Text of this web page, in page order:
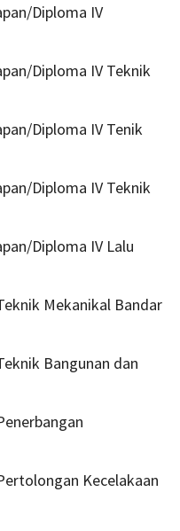
Diploma IV
Diploma IV Teknik
Diploma IV Tenik
Diploma IV Teknik
Diploma IV Lalu
Mekanikal Bandar
Bangunan dan
Kecelakaan